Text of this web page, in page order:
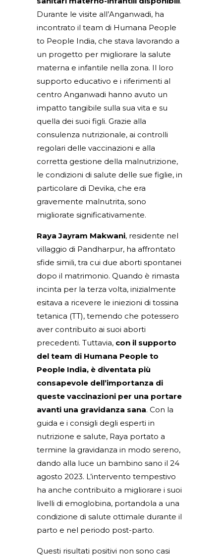
Durante le visite all’Anganwadi, ha
incontrato il team di Humana People
to People India, che stava lavorando a
un progetto per migliorare la salute
materna e infantile nella zona. Il loro
supporto educativo e i riferimenti al
centro Anganwadi hanno avuto un
impatto tangibile sulla sua vita e su
quella dei suoi figli. Grazie alla
consulenza nutrizionale, ai controlli
regolari delle vaccinazioni e alla
corretta gestione della malnutrizione,
le condizioni di salute delle sue figlie, in
particolare di Devika, che era
gravemente malnutrita, sono
migliorate significativamente.
Raya Jayram Makwani, residente nel
villaggio di Pandharpur, ha affrontato
sfide simili, tra cui due aborti spontanei
dopo il matrimonio. Quando è rimasta
incinta per la terza volta, inizialmente
esitava a ricevere le iniezioni di tossina
tetanica (TT), temendo che potessero
aver contribuito ai suoi aborti
precedenti. Tuttavia, con il supporto
del team di Humana People to
People India, è diventata più
consapevole dell’importanza di
queste vaccinazioni per una portare
avanti una gravidanza sana. Con la
guida e i consigli degli esperti in
nutrizione e salute, Raya portato a
termine la gravidanza in modo sereno,
dando alla luce un bambino sano il 24
agosto 2023. L’intervento tempestivo
ha anche contribuito a migliorare i suoi
livelli di emoglobina, portandola a una
condizione di salute ottimale durante il
parto e nel periodo post-parto.
Questi risultati positivi non sono casi